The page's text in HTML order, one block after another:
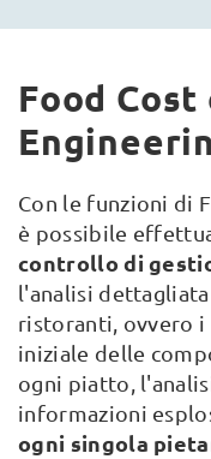
Food Cost
Con le funzioni di
è possibile
controllo di
l'analisi
ristoranti, ovvero
iniziale delle
ogni piatto,
informazioni
ogni singola